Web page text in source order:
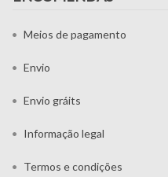
Meios de pagamento
Envio
Envio gráits
Informação legal
Termos e condições